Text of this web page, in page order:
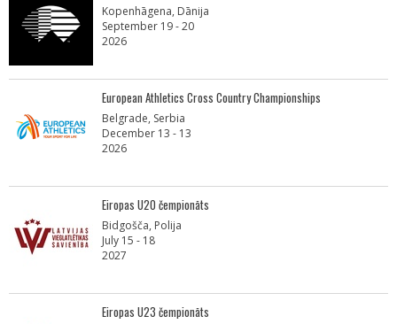
Kopenhāgena, Dānija
September 19 - 20
2026
European Athletics Cross Country Championships
Belgrade, Serbia
December 13 - 13
2026
Eiropas U20 čempionāts
Bidgošča, Polija
July 15 - 18
2027
Eiropas U23 čempionāts